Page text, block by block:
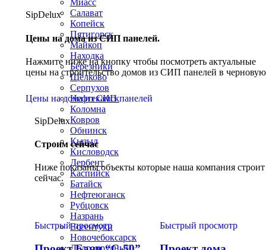
Миасс
Салават
Копейск
Пятигорск
Майкоп
Находка
Березники
Щёлково
Серпухов
Нефтекамск
Коломна
Ковров
Обнинск
Кызыл
Кисловодск
Дербент
Каспийск
Батайск
Нефтеюганск
Рубцовск
Назрань
Ессентуки
Новочебоксарск
Долгопрудный
SipDelux
Цены на дома из СИП панелей.
Нажмите ниже на кнопку чтобы посмотреть актуальные
цены на строительство домов из СИП панелей в
Цены на дома из СИП панелей
SipDelux
Строим сейчас
Ниже показаны объекты которые наша компания строит
сейчас.
Быстрый просмотр Быстрый просмотр